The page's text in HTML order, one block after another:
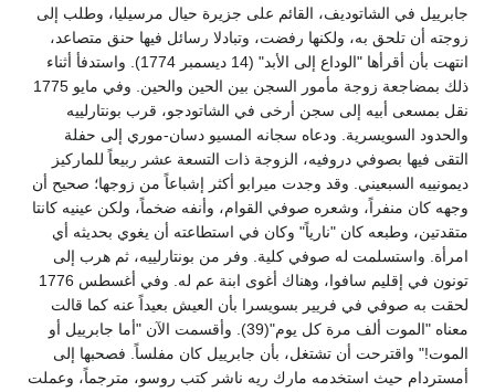
جابرييل في الشاتوديف، القائم على جزيرة حيال مرسيليا، وطلب إلى
زوجته أن تلحق به، ولكنها رفضت، وتبادلا رسائل فيها حنق متصاعد،
انتهت بأن أقرأها "الوداع إلى الأبد" (14 ديسمبر 1774). واستدفأ أثناء
ذلك بمضاجعة زوجة مأمور السجن بين الحين والحين. وفي مايو 1775
نقل بمسعى أبيه إلى سجن أرخى في الشاتودجو، قرب بونتارلييه
والحدود السويسرية. ودعاه سجانه المسيو دسان-موري إلى حفلة
التقى فيها بصوفي دروفيه، الزوجة ذات التسعة عشر ربيعاً للماركيز
ديمونييه السبعيني. وقد وجدت ميرابو أكثر إشباعاً من زوجها؛ صحيح أن
وجهه كان منفراً، وشعره صوفي القوام، وأنفه ضخماً، ولكن عينيه كانتا
متقدتين، وطبعه كان "نارياً" وكان في استطاعته أن يغوي بحديثه أي
امرأة. واستسلمت له صوفي كلية. وفر من بونتارلييه، ثم هرب إلى
تونون في إقليم سافوا، وهناك أغوى ابنة عم له. وفي أغسطس 1776
لحقت به صوفي في فريير بسويسرا بأن العيش بعيداً عنه كما قالت
معناه "الموت ألف مرة كل يوم"(39). وأقسمت الآن "أما جابرييل أو
الموت!" واقترحت أن تشتغل، بأن جابرييل كان مفلساً. فصحبها إلى
أمستردام حيث استخدمه مارك ريه ناشر كتب روسو، مترجماً، وعملت